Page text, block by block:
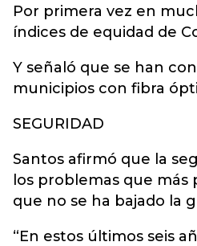
Por primera vez en
índices de equidad de
Y señaló que se han
municipios con fibra
SEGURIDAD
Santos afirmó que la
los problemas que
que no se ha bajado la
“En estos últimos seis